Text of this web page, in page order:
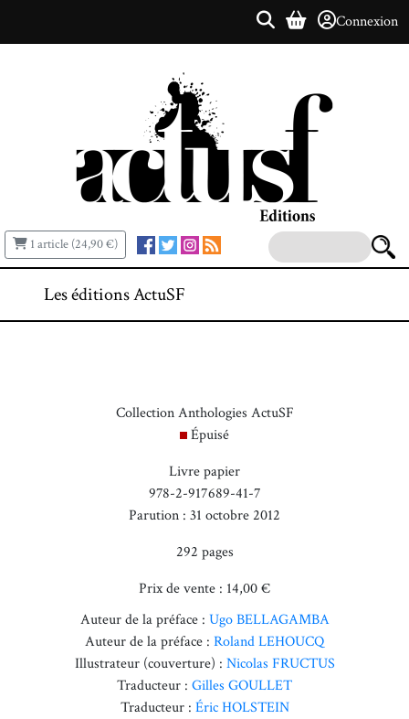
Connexion
1 article (24,90 €)
Les éditions ActuSF
Collection Anthologies ActuSF
Épuisé
Livre papier
978-2-917689-41-7
Parution : 31 octobre 2012
292 pages
Prix de vente : 14,00 €
Auteur de la préface : Ugo BELLAGAMBA
Auteur de la préface : Roland LEHOUCQ
Illustrateur (couverture) : Nicolas FRUCTUS
Traducteur : Gilles GOULLET
Traducteur : Éric HOLSTEIN